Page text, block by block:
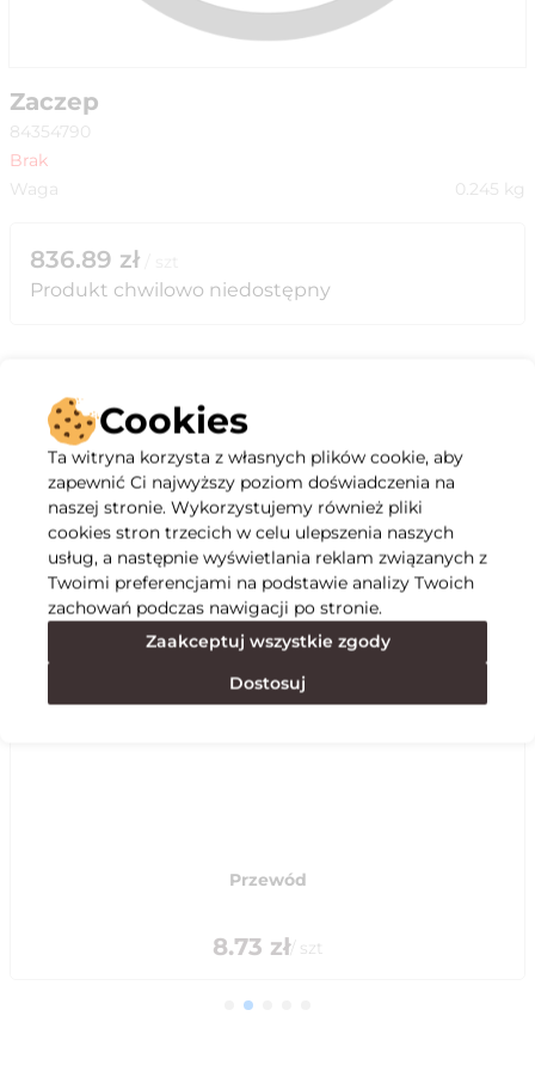
Zaczep
84354790
Brak
Waga
0.245 kg
836.89 zł
Produkt chwilowo niedostępny
Opis
Specyfikacja
Polecane
Przewód
8.73 zł/ szt
Cookies
Ta witryna korzysta z własnych plików cookie, aby
zapewnić Ci najwyższy poziom doświadczenia na
naszej stronie. Wykorzystujemy również pliki
cookies stron trzecich w celu ulepszenia naszych
usług, a następnie wyświetlania reklam związanych z
Twoimi preferencjami na podstawie analizy Twoich
zachowań podczas nawigacji po stronie.
Zaakceptuj wszystkie zgody
Dostosuj